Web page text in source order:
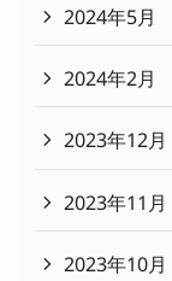
2024年5月
2024年2月
2023年12月
2023年11月
2023年10月